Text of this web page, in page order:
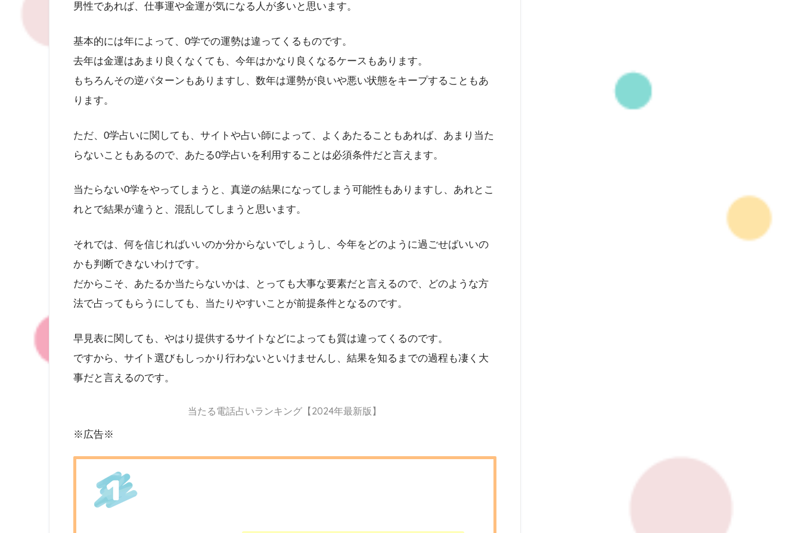
男性であれば、仕事運や金運が気になる人が多いと思います。
基本的には年によって、0学での運勢は違ってくるものです。
去年は金運はあまり良くなくても、今年はかなり良くなるケースもあります。
もちろんその逆パターンもありますし、数年は運勢が良いや悪い状態をキープすることもあ
ります。
ただ、0学占いに関しても、サイトや占い師によって、よくあたることもあれば、あまり当た
らないこともあるので、あたる0学占いを利用することは必須条件だと言えます。
当たらない0学をやってしまうと、真逆の結果になってしまう可能性もありますし、あれとこ
れとで結果が違うと、混乱してしまうと思います。
それでは、何を信じればいいのか分からないでしょうし、今年をどのように過ごせばいいの
かも判断できないわけです。
だからこそ、あたるか当たらないかは、とっても大事な要素だと言えるので、どのような方
法で占ってもらうにしても、当たりやすいことが前提条件となるのです。
早見表に関しても、やはり提供するサイトなどによっても質は違ってくるのです。
ですから、サイト選びもしっかり行わないといけませんし、結果を知るまでの過程も凄く大
事だと言えるのです。
当たる電話占いランキング【2024年最新版】
※広告※